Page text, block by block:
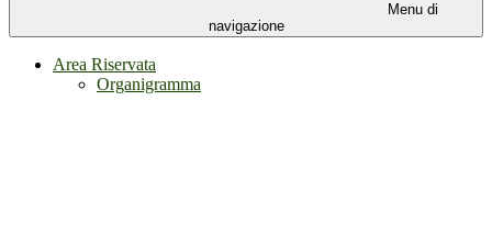
Menu di
navigazione
Area Riservata
Organigramma